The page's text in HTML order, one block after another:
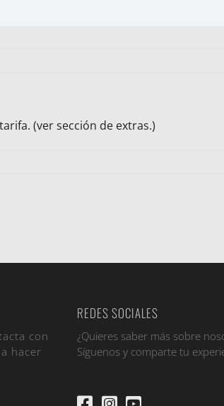
(ver sección de extras.)
con
hacer
REDES SOCIALES
¿Quieres saber más sobre
Síguenos y comparte tu